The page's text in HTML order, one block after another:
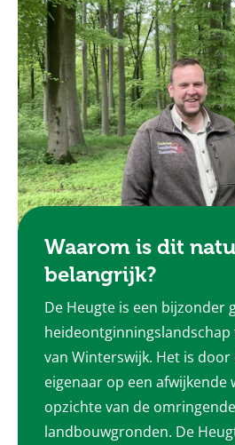
Waarom is dit
belangrijk?
De Heugte is een bijzonder
van Winterswijk. Het is
eigenaar op een afwijkende
opzichte van de omringende
landbouwgronden. De